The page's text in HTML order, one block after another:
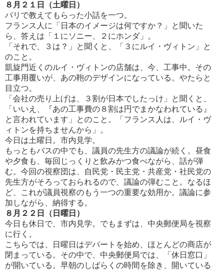
８月２１日（土曜日）
パリで教えてもらった小話を一つ。
フランス人に「日本のイメージは何ですか？」と聞いた
ら、答えは「１にソニー、２にホンダ」。
「それで、３は？」と聞くと、「３にルイ・ヴィトン」と
のこと。
凱旋門近くのルイ・ヴィトンの店舗は、今、工事中。その
工事用覆いが、あの鞄のデザインになっている。やたらと
目立つ。
「会社の売り上げは、３割が日本でしたっけ」と聞くと、
「いいえ、『あの工事費の８割は円でまかなわれている』
と言われています」とのこと。「フランス人は、ルイ・ヴ
ィトンを持ちませんから」。
今日は土曜日。市内見学。
もっともバスの中でも、議員の先生方の議論が続く。昼食
や夕食も、毎回じっくりと飲みかつ食べながら、話が弾
む。今回の視察団は、自民党・民主党・共産党・社民党の
先生方がそろっておられるので、議論の弾むこと。なるほ
ど、これが議員視察のもう一つの重要な効用か。議論に参
加しながら、納得する。
８月２２日（日曜日）
今日も休日で、市内見学。でもまずは、中央郵便局を視察
に行く。
こちらでは、日曜日はデパートを始め、ほとんどの商店が
閉まっている。その中で、中央郵便局では、「休日窓口」
が開いている。早朝のしばらくの時間を除き、開いている